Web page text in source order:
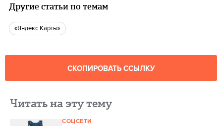
Другие статьи по темам
«Яндекс Карты»
СКОПИРОВАТЬ ССЫЛКУ
Читать на эту тему
СОЦСЕТИ